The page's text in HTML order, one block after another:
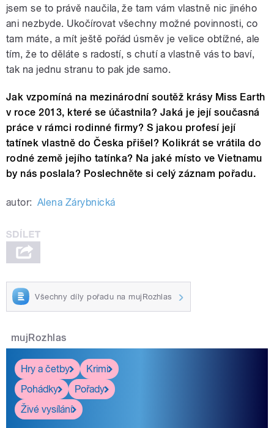
jsem se to právě naučila, že tam vám vlastně nic jiného
ani nezbyde. Ukočírovat všechny možné povinnosti, co
tam máte, a mít ještě pořád úsměv je velice obtížné, ale
tím, že to děláte s radostí, s chutí a vlastně vás to baví,
tak na jednu stranu to pak jde samo.
Jak vzpomíná na mezinárodní soutěž krásy Miss Earth
v roce 2013, které se účastnila? Jaká je její současná
práce v rámci rodinné firmy? S jakou profesí její
tatínek vlastně do Česka přišel? Kolikrát se vrátila do
rodné země jejího tatínka? Na jaké místo ve Vietnamu
by nás poslala? Poslechněte si celý záznam pořadu.
autor: Alena Zárybnická
Všechny díly pořadu na mujRozhlas
mujRozhlas
Hry a četby
Krimi
Pohádky
Pořady
Živé vysílání